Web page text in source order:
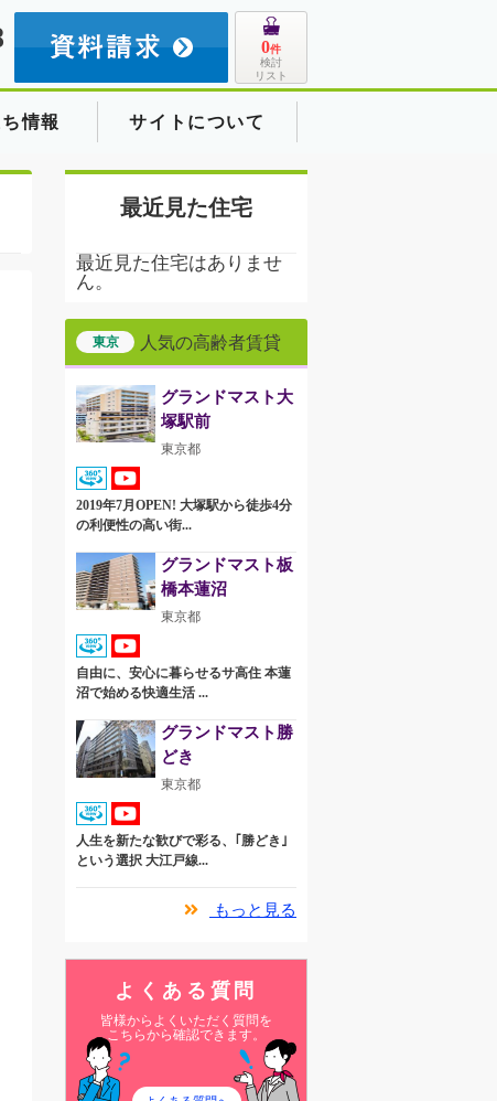
0件
検討
リスト
情報 サイトについて
最近見た住宅
最近見た住宅はありませ
ん。
東京 人気の高齢者賃貸
グランドマスト大
塚駅前
東京都
2019年7月OPEN! 大塚駅から徒歩4分
の利便性の高い街...
グランドマスト板
橋本蓮沼
東京都
自由に、安心に暮らせるサ高住 本蓮
沼で始める快適生活 ...
グランドマスト勝
どき
東京都
人生を新たな歓びで彩る、｢勝どき｣
という選択 大江戸線...
もっと見る
よくある質問
皆様からよくいただく質問を
こちらから確認できます。